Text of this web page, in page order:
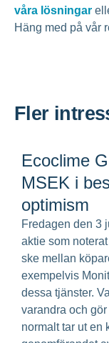
våra lösningar
Häng med på vår
Fler
Ecoclime
MSEK i
optimism
Fredagen den 3
aktie som
ske mellan
exempelvis
dessa tjänster.
varandra och
normalt tar ut en